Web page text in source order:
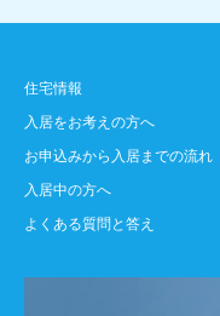
住宅情報
入居をお考えの方へ
お申込みから入居までの流れ
入居中の方へ
よくある質問と答え